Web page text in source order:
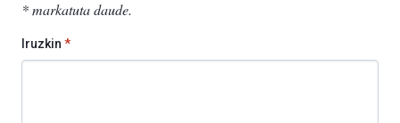
*markatuta daude.
Iruzkin *